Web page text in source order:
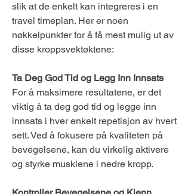
slik at de enkelt kan integreres i en
travel timeplan. Her er noen
nøkkelpunkter for å få mest mulig ut av
disse kroppsvektøktene:
Ta Deg God Tid og Legg Inn Innsats
For å maksimere resultatene, er det
viktig å ta deg god tid og legge inn
innsats i hver enkelt repetisjon av hvert
sett. Ved å fokusere på kvaliteten på
bevegelsene, kan du virkelig aktivere
og styrke musklene i nedre kropp.